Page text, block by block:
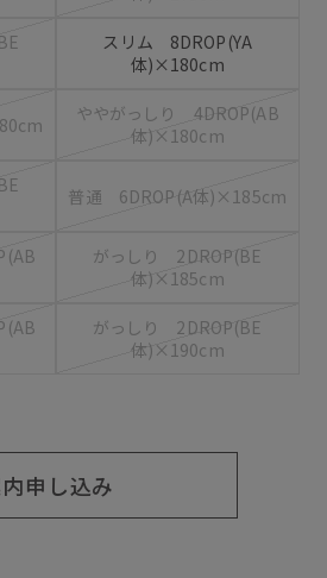
スリム 8DROP(YA
体)×180cm
ややがっしり 4DROP(AB
体)×180cm
普通 6DROP(A体)×185cm
がっしり 2DROP(BE
体)×185cm
がっしり 2DROP(BE
体)×190cm
申し込み